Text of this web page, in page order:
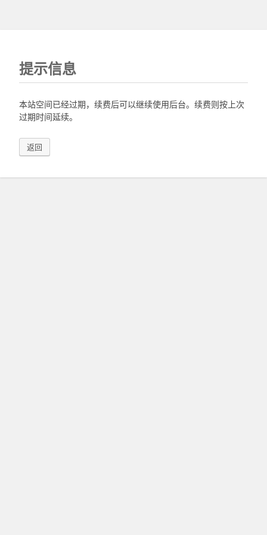
提示信息
本站空间已经过期，续费后可以继续使用后台。续费则按上次
过期时间延续。
返回